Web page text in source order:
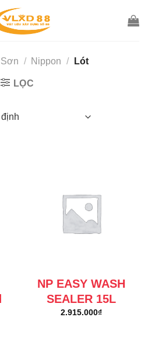
Sơn / Nippon / Lót
LỌC
NP EASY WASH
SEALER 15L
2.915.000₫